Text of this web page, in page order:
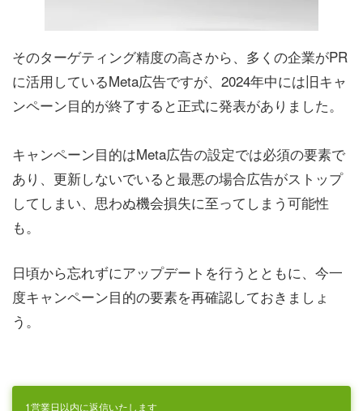
そのターゲティング精度の高さから、多くの企業がPR
に活用しているMeta広告ですが、2024年中には旧キャ
ンペーン目的が終了すると正式に発表がありました。
キャンペーン目的はMeta広告の設定では必須の要素で
あり、更新しないでいると最悪の場合広告がストップ
してしまい、思わぬ機会損失に至ってしまう可能性
も。
日頃から忘れずにアップデートを行うとともに、今一
度キャンペーン目的の要素を再確認しておきましょ
う。
1営業日以内に返信いたします